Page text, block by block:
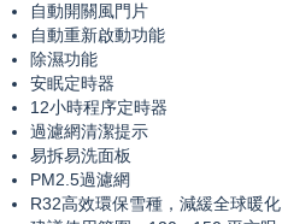
自動開關風門片
自動重新啟動功能
除濕功能
安眠定時器
12小時程序定時器
過濾網清潔提示
易拆易洗面板
PM2.5過濾網
R32高效環保雪種，減緩全球暖化